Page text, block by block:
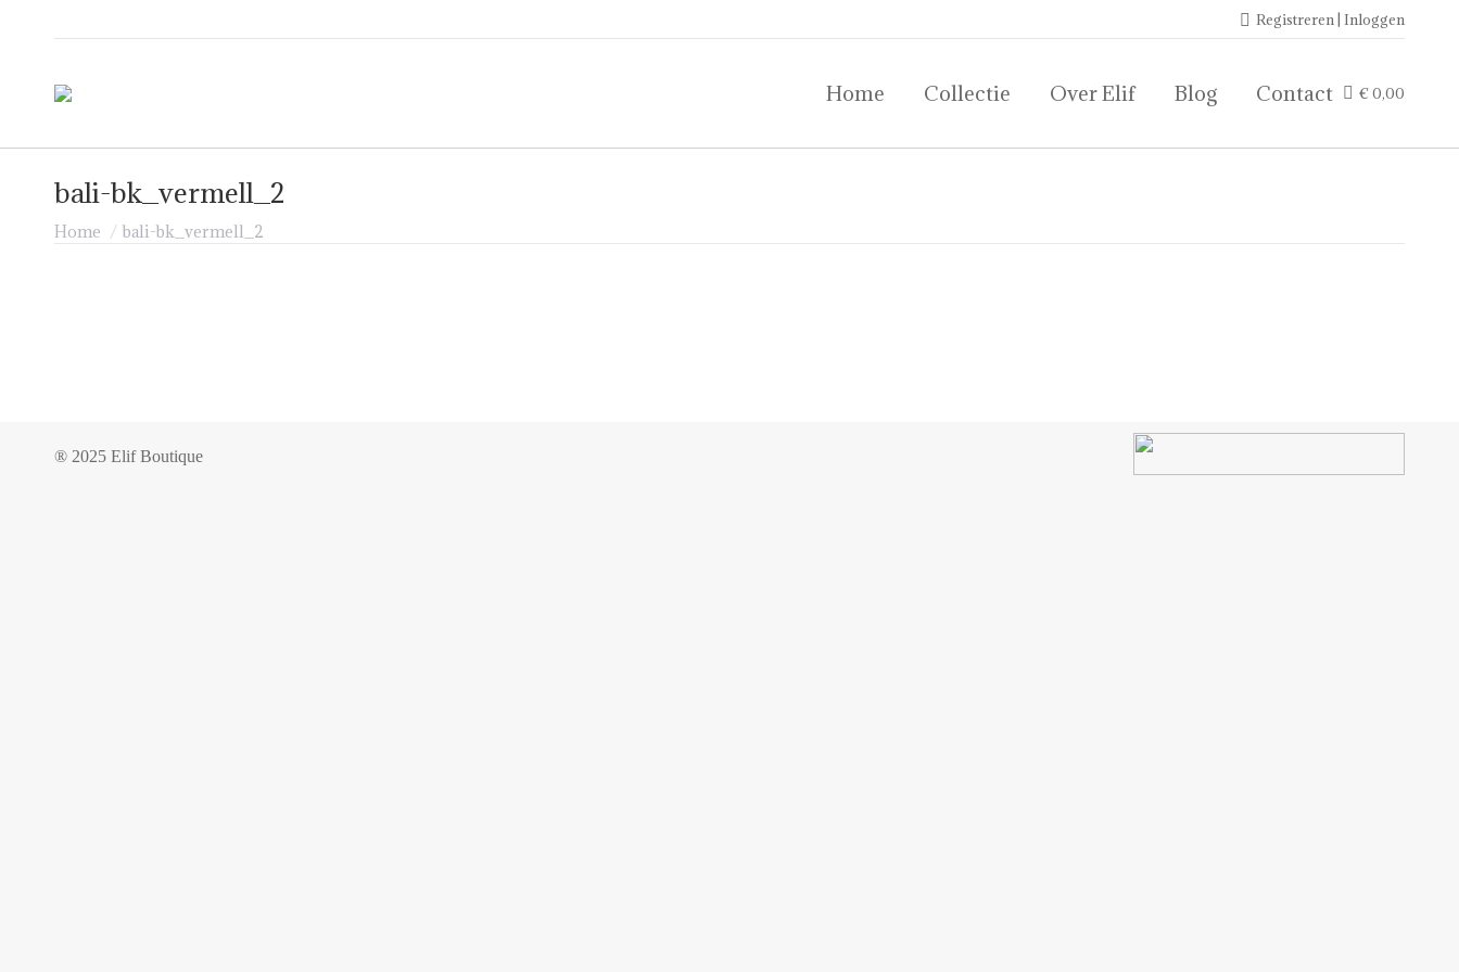
Registreren | Inloggen
Home Collectie Over Elif Blog Contact €0,00
bali-bk_vermell_2
Home bali-bk_vermell_2
® 2025 Elif Boutique
Home Collectie Over Elif Blog Contact €0,00